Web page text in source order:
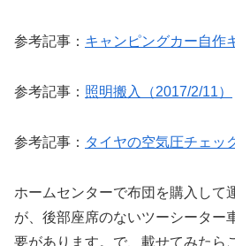
参考記事： キャンピングカー自作
参考記事： 照明搬入（2017/2/11）
参考記事： タイヤの空気圧チェッ
ホームセンターで布団を購入して
が、後部座席のないツーシーター
要があります。で、載せてみたら